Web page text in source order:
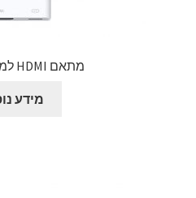
מתאם HDMI למכשירי אפל
מידע